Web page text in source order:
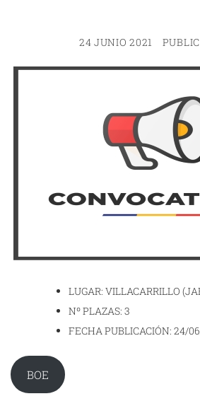
24 JUNIO 2021
LUGAR: VILLACARRILLO
Nº PLAZAS: 3
FECHA PUBLICACIÓN: 24/
BOE